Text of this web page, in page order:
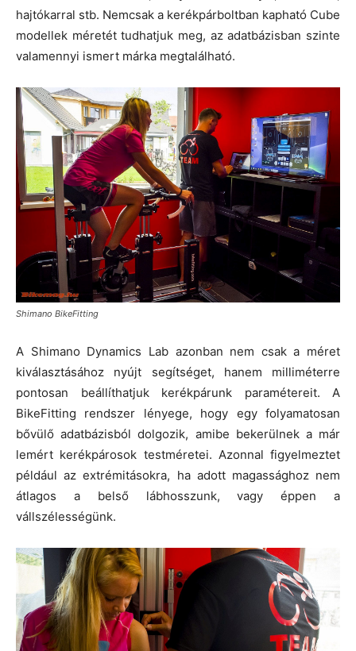
hajtókarral stb. Nemcsak a kerékpárboltban kapható Cube
modellek méretét tudhatjuk meg, az adatbázisban szinte
valamennyi ismert márka megtalálható.
Shimano BikeFitting
A Shimano Dynamics Lab azonban nem csak a méret
kiválasztásához nyújt segítséget, hanem milliméterre
pontosan beállíthatjuk kerékpárunk paramétereit. A
BikeFitting rendszer lényege, hogy egy folyamatosan
bővülő adatbázisból dolgozik, amibe bekerülnek a már
lemért kerékpárosok testméretei. Azonnal figyelmeztet
például az extrémitásokra, ha adott magassághoz nem
átlagos a belső lábhosszunk, vagy éppen a
vállszélességünk.